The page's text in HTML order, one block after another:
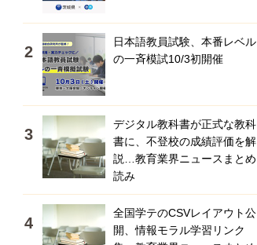
日本語教員試験、本番レベル
の一斉模試10/3初開催
デジタル教科書が正式な教科
書に、不登校の成績評価を解
説…教育業界ニュースまとめ
読み
全国学テのCSVレイアウト公
開、情報モラル学習リンク